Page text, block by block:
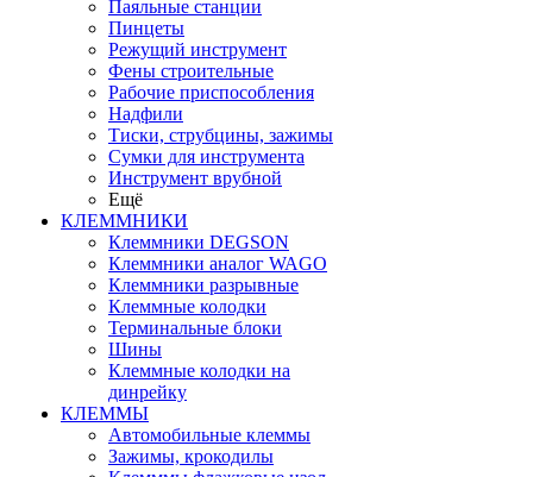
Паяльные станции
Пинцеты
Режущий инструмент
Фены строительные
Рабочие приспособления
Надфили
Тиски, струбцины, зажимы
Сумки для инструмента
Инструмент врубной
Ещё
КЛЕММНИКИ
Клеммники DEGSON
Клеммники аналог WAGO
Клеммники разрывные
Клеммные колодки
Терминальные блоки
Шины
Клеммные колодки на
динрейку
КЛЕММЫ
Автомобильные клеммы
Зажимы, крокодилы